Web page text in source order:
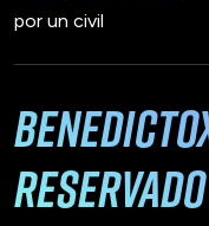
por un civil